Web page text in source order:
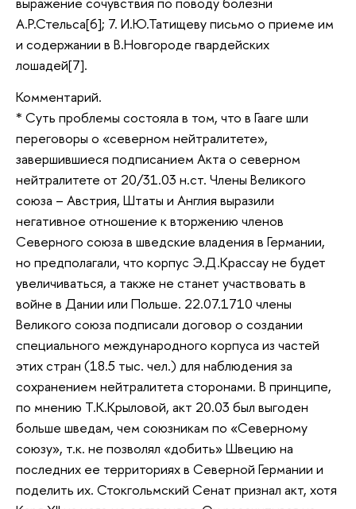
А.Р.Стельса[6]; 7. И.Ю.Татищеву письмо о приеме им
и содержании в В.Новгороде гвардейских
лошадей[7].
Комментарий.
* Суть проблемы состояла в том, что в Гааге шли
переговоры о «северном нейтралитете»,
завершившиеся подписанием Акта о северном
нейтралитете от 20/31.03 н.ст. Члены Великого
союза – Австрия, Штаты и Англия выразили
негативное отношение к вторжению членов
Северного союза в шведские владения в Германии,
но предполагали, что корпус Э.Д.Крассау не будет
увеличиваться, а также не станет участвовать в
войне в Дании или Польше. 22.07.1710 члены
Великого союза подписали договор о создании
специального международного корпуса из частей
этих стран (18.5 тыс. чел.) для наблюдения за
сохранением нейтралитета сторонами. В принципе,
по мнению Т.К.Крыловой, акт 20.03 был выгоден
больше шведам, чем союзникам по «Северному
союзу», т.к. не позволял «добить» Швецию на
последних ее территориях в Северной Германии и
поделить их. Стокгольмский Сенат признал акт, хотя